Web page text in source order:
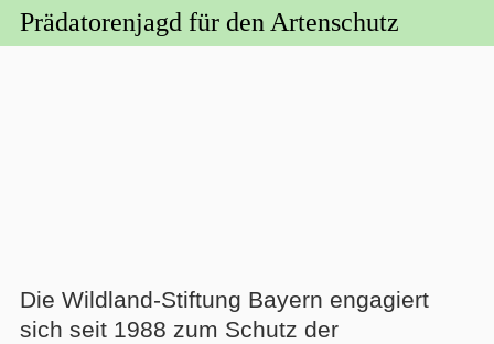
Prädatorenjagd für den Artenschutz
Die Wildland-Stiftung Bayern engagiert
sich seit 1988 zum Schutz der